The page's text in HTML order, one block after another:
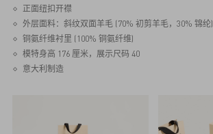
正面纽扣开襟
外层面料：斜纹双面羊毛 (70% 初剪羊毛，30% 锦纶)
铜氨纤维衬里 (100% 铜氨纤维)
模特身高 176 厘米，展示尺码 40
意大利制造